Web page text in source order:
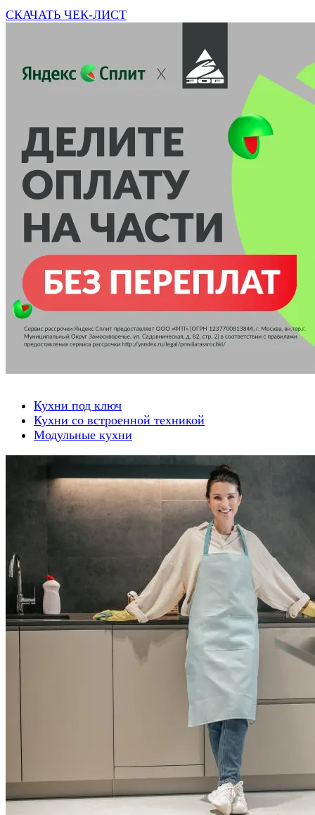
СКАЧАТЬ ЧЕК-ЛИСТ
Кухни под ключ
Кухни со встроенной техникой
Модульные кухни